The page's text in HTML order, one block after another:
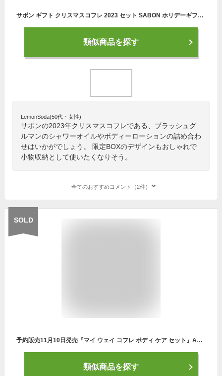
サボン ギフト クリスマスコフレ 2023 セット SABON ホリデーギフト ブラッシュ・グルマン シャワーオイル ボディスクラブ ボディローション オードゥサボン バスボール アロマ ウッドスティック 新品 正規品 通販 2023
類似商品を探す
LemonSoda(50代・女性)
サボンの2023年クリスマスコフレである、ブラッシュグ
ルマンのシャワーオイルやボディーローションの詰め合わ
せはいかがでしょう。 限定BOXのデザインもおしゃれで
小物収納として使いたくなりそう。
全てのおすすめコメント（2件）
SOLD
予約販売11月10日発売『マイ ウェイ コフレ ボディ ケア セット』ARMANI BEAUTY 2023 クリスマスコフレ ホリデーギフト 2023クリスマス クリスマスプレゼント アルマーニ ビューティー
類似商品を探す